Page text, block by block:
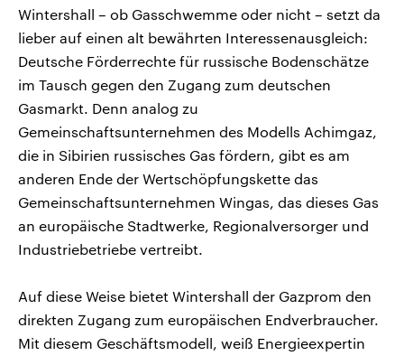
Wintershall – ob Gasschwemme oder nicht – setzt da
lieber auf einen alt bewährten Interessenausgleich:
Deutsche Förderrechte für russische Bodenschätze
im Tausch gegen den Zugang zum deutschen
Gasmarkt. Denn analog zu
Gemeinschaftsunternehmen des Modells Achimgaz,
die in Sibirien russisches Gas fördern, gibt es am
anderen Ende der Wertschöpfungskette das
Gemeinschaftsunternehmen Wingas, das dieses Gas
an europäische Stadtwerke, Regionalversorger und
Industriebetriebe vertreibt.
Auf diese Weise bietet Wintershall der Gazprom den
direkten Zugang zum europäischen Endverbraucher.
Mit diesem Geschäftsmodell, weiß Energieexpertin